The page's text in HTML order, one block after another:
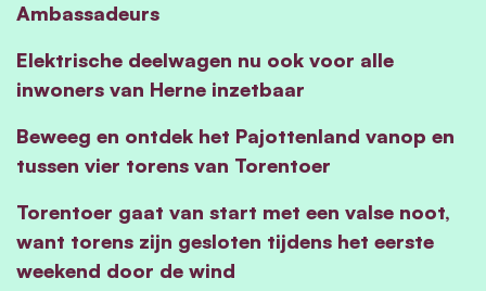
Ambassadeurs
Elektrische deelwagen nu ook voor alle
inwoners van Herne inzetbaar
Beweeg en ontdek het Pajottenland vanop en
tussen vier torens van Torentoer
Torentoer gaat van start met een valse noot,
want torens zijn gesloten tijdens het eerste
weekend door de wind